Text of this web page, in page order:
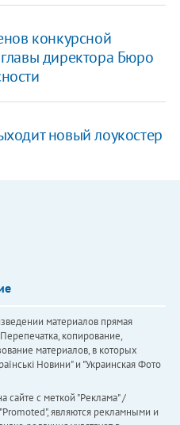
конкурсной
директора Бюро
новый лоукостер
материалов прямая
копирование,
материалов, в которых
Новини" и "Украинская Фото
сайте с меткой "Реклама" /
являются рекламными и